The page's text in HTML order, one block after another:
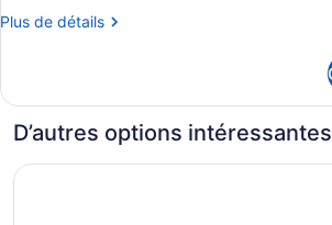
de
Suite
Superior
with
Living
Plus de détails
Plus
Single
Superior
Living
D’autres options intéressantes
Hotel Park Tower Savassi